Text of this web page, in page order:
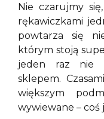
Nie czarujmy
rękawiczkami
powtarza się
którym stoją
jeden raz nie
sklepem.
większym
wywiewane –